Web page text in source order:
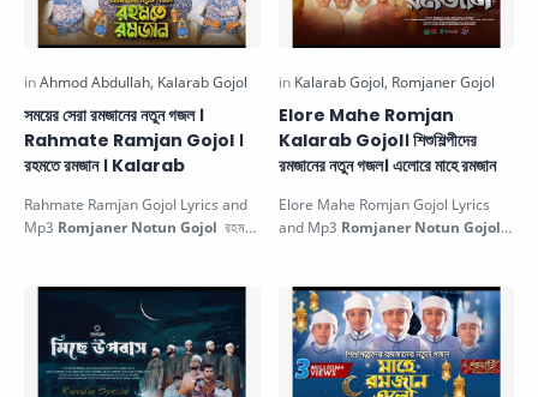
সময়ের সেরা রমজানের নতুন গজল ।
Rahmate Ramjan Gojol ।
রহমতে রমজান । Kalarab
Rahmate Ramjan Gojol Lyrics and
Mp3 Romjaner Notun Gojol রহমতে
Elore Mahe Romjan
Kalarab Gojol। শিশুশিল্পীদের
রমজানের নতুন গজল। এলোরে মাহে রমজান
Elore Mahe Romjan Gojol Lyrics
and Mp3 Romjaner Notun Gojol